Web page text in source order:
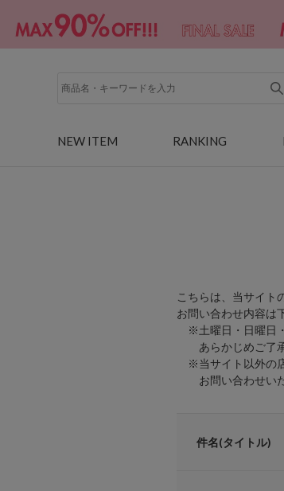
NEW ITEM RANKING
こちらは、当サイト
お問い合わせ内容は
※土曜日・日曜日・
あらかじめご了承
※当サイト以外の
お問い合わせいた
件名(タイトル)